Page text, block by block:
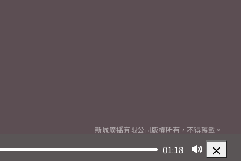
01:18
新城廣播有限公司版權所有，不得轉載。
2026© Metro Broadcast Corporation Limited. All rights reserved.